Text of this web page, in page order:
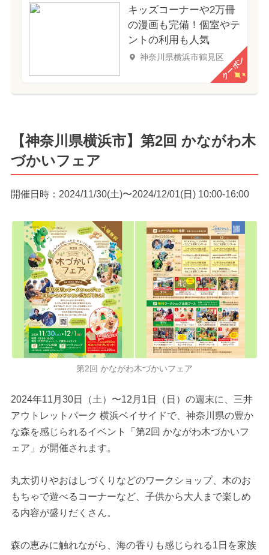
キッズコーナーや2万冊
の漫画も完備！個室やテ
ントの利用も人気
神奈川県横浜市鶴見区クーポン
【神奈川県横浜市】第2回 かながわ木
づかいフェア
開催日時：2024/11/30(土)〜2024/12/01(日) 10:00-16:00
第2回 かながわ木づかいフェア
2024年11月30日（土）〜12月1日（日）の週末に、三井
アウトレットパーク 横浜ベイサイドで、神奈川県の豊か
な森を感じられるイベント「第2回 かながわ木づかいフ
ェア」が開催されます。
丸太切りやおはしづくりなどのワークショップ、木のお
もちゃで遊べるコーナーなど、子供から大人まで楽しめ
る内容が盛りだくさん。
森の恵みに触れながら、海の香りも感じられる1日を家族